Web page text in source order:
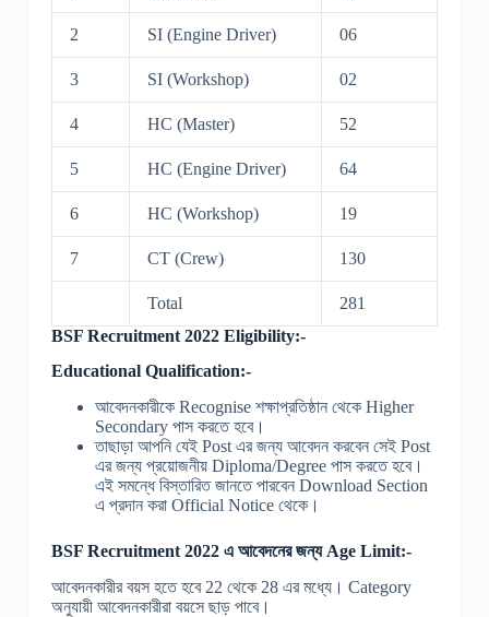
2 SI (Engine Driver) 06
3 SI (Workshop) 02
4 HC (Master) 52
5 HC (Engine Driver) 64
6 HC (Workshop) 19
7 CT (Crew) 130
Total
281
BSF Recruitment 2022 Eligibility:-
Educational Qualification:-
আবেদনকারীকে Recognise শক্ষাপ্রতিষ্ঠান থেকে Higher
Secondary পাস করতে হবে।
তাছাড়া আপনি যেই Post এর জন্য আবেদন করবেন সেই Post
এর জন্য প্রয়োজনীয় Diploma/Degree পাস করতে হবে।
এই সমন্ধে বিস্তারিত জানতে পারবেন Download Section
এ প্রদান করা Official Notice থেকে।
BSF Recruitment 2022 এ আবেদনের জন্য Age Limit:-
আবেদনকারীর বয়স হতে হবে 22 থেকে 28 এর মধ্যে। Category
অনুযায়ী আবেদনকারীরা বয়সে ছাড় পাবে।